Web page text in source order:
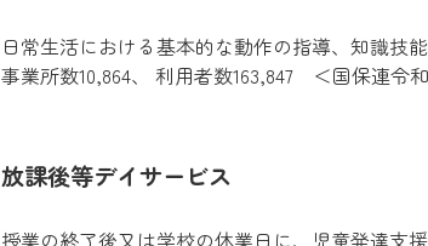
日常生活における基本的な動作の指導、知識技
事業所数10,864、 利用者数163,847 ＜国保連令
放課後等デイサービス